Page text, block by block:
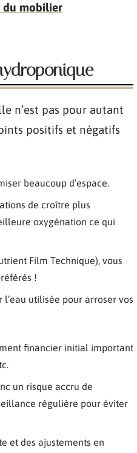
du mobilier
n’est pas pour autant
positifs et négatifs
beaucoup d’espace.
de croître plus
oxygénation ce qui
Film Technique), vous
!
utilisée pour arroser vos
financier initial important
un risque accru de
régulière pour éviter
et des ajustements en